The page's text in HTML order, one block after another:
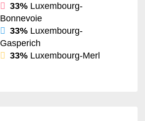
33% Luxembourg-
Bonnevoie
33% Luxembourg-
Gasperich
33% Luxembourg-Merl